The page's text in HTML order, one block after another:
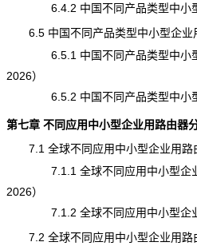
6.4.2 中国不同产品类型中小型
6.5 中国不同产品类型中小型企业
6.5.1 中国不同产品类型中小型
2026）
6.5.2 中国不同产品类型中小型
第七章 不同应用中小型企业用路由器
7.1 全球不同应用中小型企业用路
7.1.1 全球不同应用中小型企业
2026）
7.1.2 全球不同应用中小型企业
7.2 全球不同应用中小型企业用路